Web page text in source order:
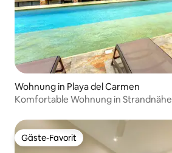
Wohnung in Playa del Carmen
Komfortable Wohnung in Strandnähe
Gäste-Favorit
Gäste-Favorit